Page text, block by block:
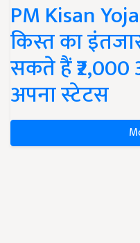
PM Kisan
किस्त का
सकते हैं
अपना स्टेटस